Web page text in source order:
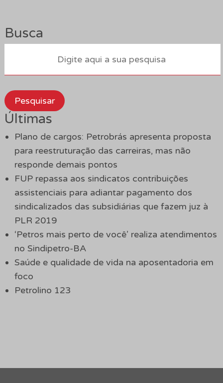
Busca
Pesquisar
Últimas
Plano de cargos: Petrobrás apresenta proposta
para reestruturação das carreiras, mas não
responde demais pontos
FUP repassa aos sindicatos contribuições
assistenciais para adiantar pagamento dos
sindicalizados das subsidiárias que fazem juz à
PLR 2019
‘Petros mais perto de você’ realiza atendimentos
no Sindipetro-BA
Saúde e qualidade de vida na aposentadoria em
foco
Petrolino 123